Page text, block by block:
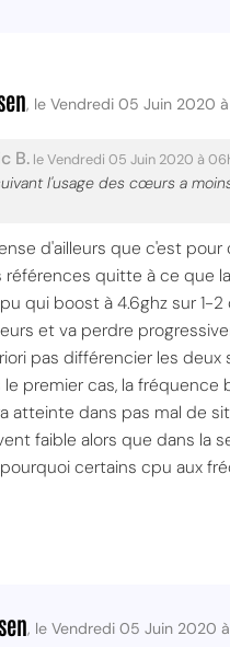
, le Vendredi 05 Juin 2020
B. le Vendredi 05 Juin 2020 à
l'usage des cœurs a
d'ailleurs que c'est pour
quitte à ce que
qui boost à 4.6ghz sur 1-
et va perdre
pas différencier les deux
premier cas, la fréquence
atteinte dans pas mal de
faible alors que dans la
certains cpu aux
, le Vendredi 05 Juin 2020